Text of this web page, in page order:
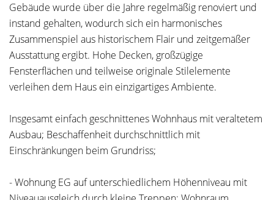
Gebäude wurde über die Jahre regelmäßig renoviert und
instand gehalten, wodurch sich ein harmonisches
Zusammenspiel aus historischem Flair und zeitgemäßer
Ausstattung ergibt. Hohe Decken, großzügige
Fensterflächen und teilweise originale Stilelemente
verleihen dem Haus ein einzigartiges Ambiente.
Insgesamt einfach geschnittenes Wohnhaus mit veraltetem
Ausbau; Beschaffenheit durchschnittlich mit
Einschränkungen beim Grundriss;
- Wohnung EG auf unterschiedlichem Höhenniveau mit